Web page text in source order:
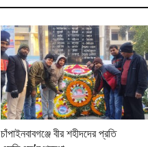
চাঁপাইনবাবগঞ্জে বীর শহীদদের প্রতি